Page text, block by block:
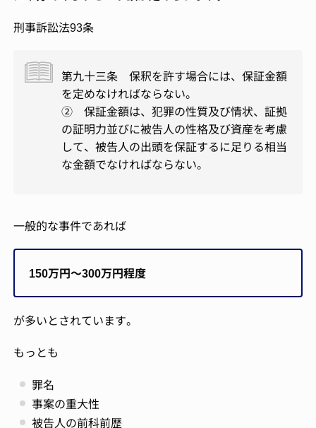
刑事訴訟法93条
第九十三条 保釈を許す場合には、保証金額
を定めなければならない。
② 保証金額は、犯罪の性質及び情状、証拠
の証明力並びに被告人の性格及び資産を考慮
して、被告人の出頭を保証するに足りる相当
な金額でなければならない。
一般的な事件であれば
150万円～300万円程度
が多いとされています。
もっとも
罪名
事案の重大性
被告人の前科前歴